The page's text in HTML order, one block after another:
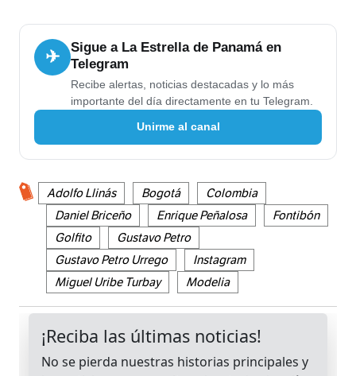
✈
Sigue a La Estrella de Panamá en
Telegram
Recibe alertas, noticias destacadas y lo más
importante del día directamente en tu Telegram.
Unirme al canal
Adolfo Llinás Bogotá
Colombia
Daniel Briceño
Enrique Peñalosa
Fontibón
Golfito
Gustavo Petro
Gustavo Petro Urrego
Instagram
Miguel Uribe Turbay
Modelia